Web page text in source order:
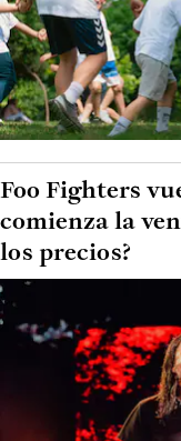
Foo Fighters
comienza la
los precios?